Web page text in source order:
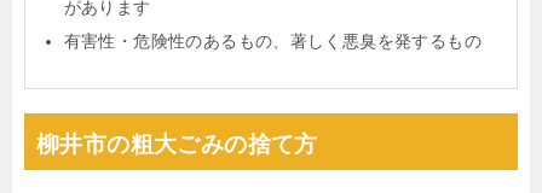
があります
有害性・危険性のあるもの、著しく悪臭を発するもの
柳井市の粗大ごみの捨て方